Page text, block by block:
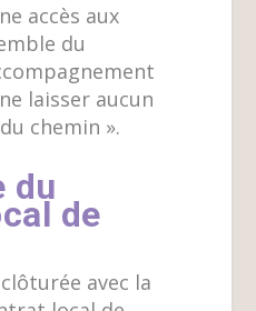
accès aux
du
laisser aucun
chemin ».
du
de
avec la